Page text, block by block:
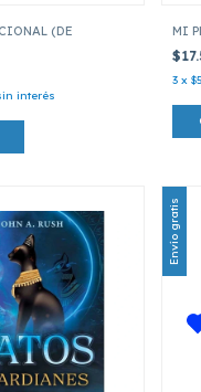
(DE
interés
MI
3 x
Envío gratis